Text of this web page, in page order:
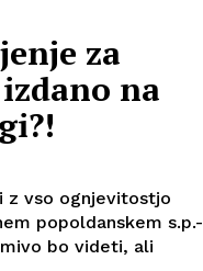
za
na
z vso ognjevitostjo
popoldanskem s.p.-
bo videti, ali